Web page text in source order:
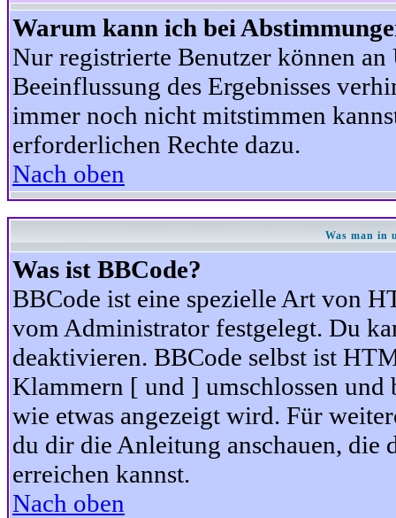
Warum kann ich bei
Nur registrierte Benutzer können
Beeinflussung des Ergebnisses
immer noch nicht mitstimmen
erforderlichen Rechte dazu.
Nach oben
Was man in
Was ist BBCode?
BBCode ist eine spezielle Art von
vom Administrator festgelegt. Du
deaktivieren. BBCode selbst ist
Klammern [ und ] umschlossen
wie etwas angezeigt wird. Für
du dir die Anleitung anschauen, die
erreichen kannst.
Nach oben